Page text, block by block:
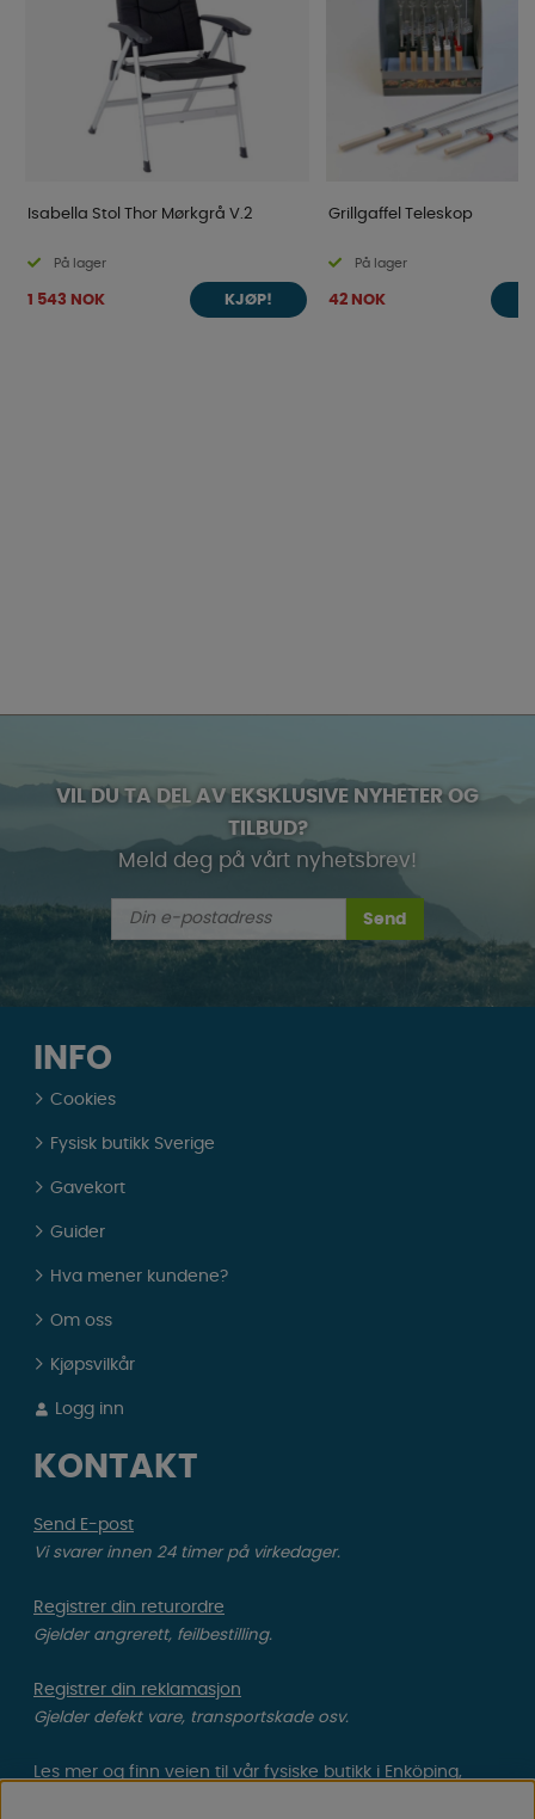
Isabella Stol Thor Mørkgrå V.2
På lager
1 543 NOK KJØP!
Grillgaffel Teleskop
På lager
42 NOK
VIL DU TA DEL AV EKSKLUSIVE NYHETER OG
TILBUD?
Meld deg på vårt nyhetsbrev!
Send
INFO
Cookies
Fysisk butikk Sverige
Gavekort
Guider
Hva mener kundene?
Om oss
Kjøpsvilkår
Logg inn
KONTAKT
Send E-post
Vi svarer innen 24 timer på virkedager.
Registrer din returordre
Gjelder angrerett, feilbestilling.
Registrer din reklamasjon
Gjelder defekt vare, transportskade osv.
Les mer og finn veien til vår fysiske butikk i Enköping,